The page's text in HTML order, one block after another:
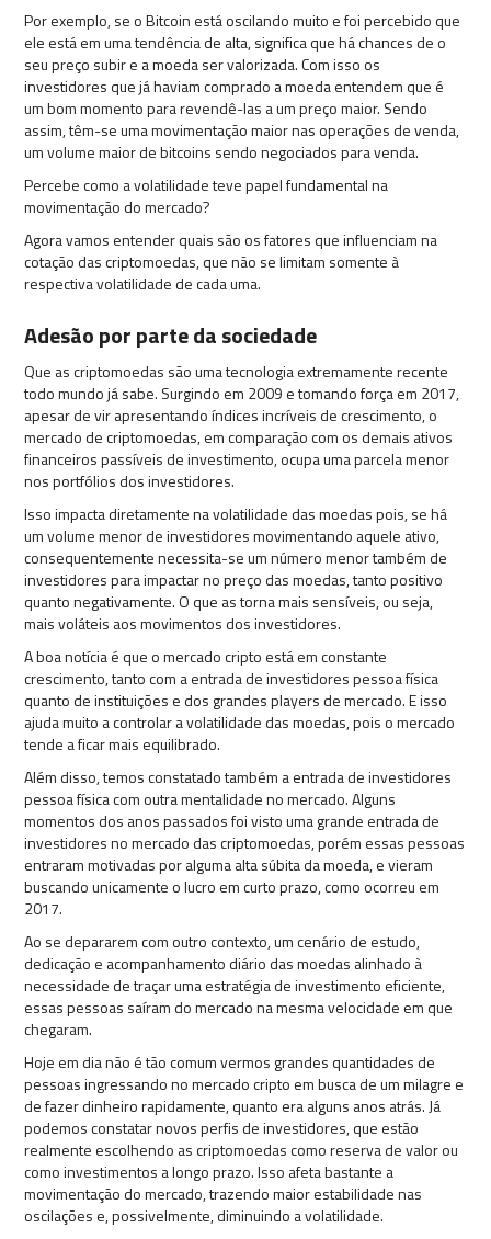
Por exemplo, se o Bitcoin está oscilando muito e foi percebido que
ele está em uma tendência de alta, significa que há chances de o
seu preço subir e a moeda ser valorizada. Com isso os
investidores que já haviam comprado a moeda entendem que é
um bom momento para revendê-las a um preço maior. Sendo
assim, têm-se uma movimentação maior nas operações de venda,
um volume maior de bitcoins sendo negociados para venda.
Percebe como a volatilidade teve papel fundamental na
movimentação do mercado?
Agora vamos entender quais são os fatores que influenciam na
cotação das criptomoedas, que não se limitam somente à
respectiva volatilidade de cada uma.
Adesão por parte da sociedade
Que as criptomoedas são uma tecnologia extremamente recente
todo mundo já sabe. Surgindo em 2009 e tomando força em 2017,
apesar de vir apresentando índices incríveis de crescimento, o
mercado de criptomoedas, em comparação com os demais ativos
financeiros passíveis de investimento, ocupa uma parcela menor
nos portfólios dos investidores.
Isso impacta diretamente na volatilidade das moedas pois, se há
um volume menor de investidores movimentando aquele ativo,
consequentemente necessita-se um número menor também de
investidores para impactar no preço das moedas, tanto positivo
quanto negativamente. O que as torna mais sensíveis, ou seja,
mais voláteis aos movimentos dos investidores.
A boa notícia é que o mercado cripto está em constante
crescimento, tanto com a entrada de investidores pessoa física
quanto de instituições e dos grandes players de mercado. E isso
ajuda muito a controlar a volatilidade das moedas, pois o mercado
tende a ficar mais equilibrado.
Além disso, temos constatado também a entrada de investidores
pessoa física com outra mentalidade no mercado. Alguns
momentos dos anos passados foi visto uma grande entrada de
investidores no mercado das criptomoedas, porém essas pessoas
entraram motivadas por alguma alta súbita da moeda, e vieram
buscando unicamente o lucro em curto prazo, como ocorreu em
2017.
Ao se depararem com outro contexto, um cenário de estudo,
dedicação e acompanhamento diário das moedas alinhado à
necessidade de traçar uma estratégia de investimento eficiente,
essas pessoas saíram do mercado na mesma velocidade em que
chegaram.
Hoje em dia não é tão comum vermos grandes quantidades de
pessoas ingressando no mercado cripto em busca de um milagre e
de fazer dinheiro rapidamente, quanto era alguns anos atrás. Já
podemos constatar novos perfis de investidores, que estão
realmente escolhendo as criptomoedas como reserva de valor ou
como investimentos a longo prazo. Isso afeta bastante a
movimentação do mercado, trazendo maior estabilidade nas
oscilações e, possivelmente, diminuindo a volatilidade.